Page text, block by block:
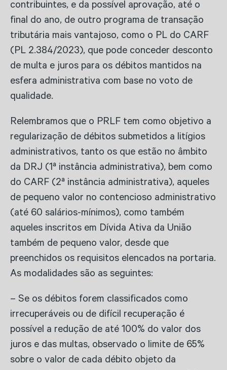
contribuintes, e da possível aprovação, até o
final do ano, de outro programa de transação
tributária mais vantajoso, como o PL do CARF
(PL 2.384/2023), que pode conceder desconto
de multa e juros para os débitos mantidos na
esfera administrativa com base no voto de
qualidade.
Relembramos que o PRLF tem como objetivo a
regularização de débitos submetidos a litígios
administrativos, tanto os que estão no âmbito
da DRJ (1ª instância administrativa), bem como
do CARF (2ª instância administrativa), aqueles
de pequeno valor no contencioso administrativo
(até 60 salários-mínimos), como também
aqueles inscritos em Dívida Ativa da União
também de pequeno valor, desde que
preenchidos os requisitos elencados na portaria.
As modalidades são as seguintes:
– Se os débitos forem classificados como
irrecuperáveis ou de difícil recuperação é
possível a redução de até 100% do valor dos
juros e das multas, observado o limite de 65%
sobre o valor de cada débito objeto da